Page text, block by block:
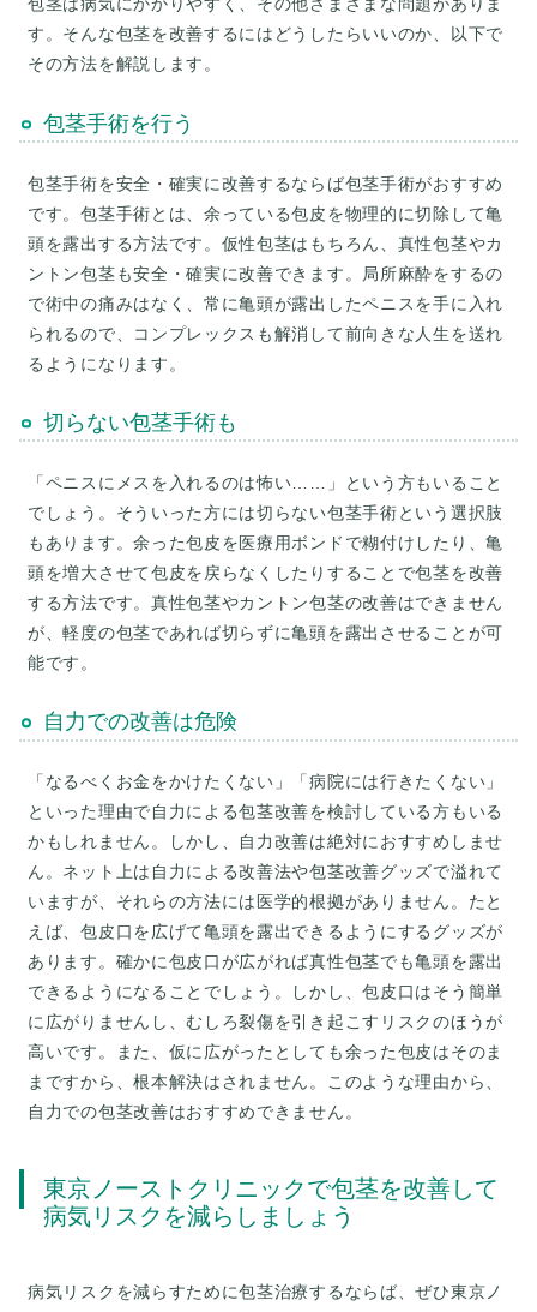
包茎は病気にかかりやすく、その他さまざまな問題がありま
す。そんな包茎を改善するにはどうしたらいいのか、以下で
その方法を解説します。
包茎手術を行う
包茎手術を安全・確実に改善するならば包茎手術がおすすめ
です。包茎手術とは、余っている包皮を物理的に切除して亀
頭を露出する方法です。仮性包茎はもちろん、真性包茎やカ
ントン包茎も安全・確実に改善できます。局所麻酔をするの
で術中の痛みはなく、常に亀頭が露出したペニスを手に入れ
られるので、コンプレックスも解消して前向きな人生を送れ
るようになります。
切らない包茎手術も
「ペニスにメスを入れるのは怖い……」という方もいること
でしょう。そういった方には切らない包茎手術という選択肢
もあります。余った包皮を医療用ボンドで糊付けしたり、亀
頭を増大させて包皮を戻らなくしたりすることで包茎を改善
する方法です。真性包茎やカントン包茎の改善はできません
が、軽度の包茎であれば切らずに亀頭を露出させることが可
能です。
自力での改善は危険
「なるべくお金をかけたくない」「病院には行きたくない」
といった理由で自力による包茎改善を検討している方もいる
かもしれません。しかし、自力改善は絶対におすすめしませ
ん。ネット上は自力による改善法や包茎改善グッズで溢れて
いますが、それらの方法には医学的根拠がありません。たと
えば、包皮口を広げて亀頭を露出できるようにするグッズが
あります。確かに包皮口が広がれば真性包茎でも亀頭を露出
できるようになることでしょう。しかし、包皮口はそう簡単
に広がりませんし、むしろ裂傷を引き起こすリスクのほうが
高いです。また、仮に広がったとしても余った包皮はそのま
まですから、根本解決はされません。このような理由から、
自力での包茎改善はおすすめできません。
東京ノーストクリニックで包茎を改善して
病気リスクを減らしましょう
病気リスクを減らすために包茎治療するならば、ぜひ東京ノ